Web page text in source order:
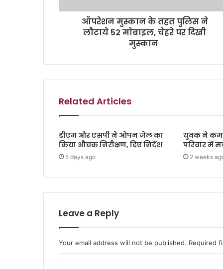
ऑपरेशन मुस्कान के तहत पुलिस ने
लाैटाये 52 माेबाइल, चेहरे पर दिखी
मुस्कान
Related Articles
डीएम और एसपी ने ओपन जेल का
किया औचक निरीक्षण, दिए निर्देश
5 days ago
युवक ने
परिवार में
2 weeks
Leave a Reply
Your email address will not be published. Required